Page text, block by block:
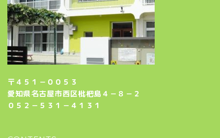
〒４５１－００５３
愛知県名古屋市西区枇杷島４－８－２
０５２－５３１－４１３１